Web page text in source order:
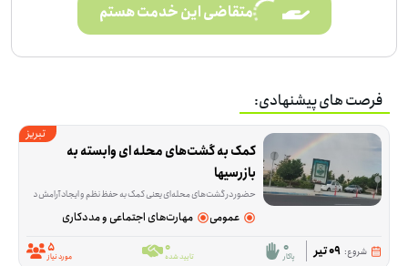
متقاضی این خدمت هستم
فرصت های پیشنهادی:
تبریز
بازرسیها
حضور در گشت‌های محله‌ای یعنی کمک به حفظ نظم و ایجاد آرامش در فضاهای عمومی محله. این فرصت برای افرادی تعریف شده که می‌خواهند در یک فعالیت مشخص و میدانی، بخشی
عمومی مهارت‌های اجتماعی و مددکاری
شروع: 09 تیر 0
پاکار 0
تایید شده 5
مورد نیاز